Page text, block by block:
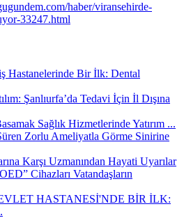
haber/viransehirde-
33247.html
Hastanelerinde Bir İlk: Dental
Şanlıurfa’da Tedavi İçin İl Dışına
Sağlık Hizmetlerinde Yatırım ...
Zorlu Ameliyatla Görme Sinirine
Karşı Uzmanından Hayati Uyarılar
Cihazları Vatandaşların
HASTANESİ'NDE BİR İLK: